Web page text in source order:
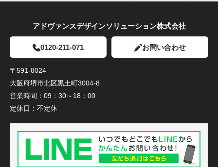
アドヴァンスデザインソリューション株式会社
0120-211-071 お問い合わせ
〒591-8024
大阪府堺市北区黒土町3004-8
営業時間： 09：30～18：00
定休日： 不定休